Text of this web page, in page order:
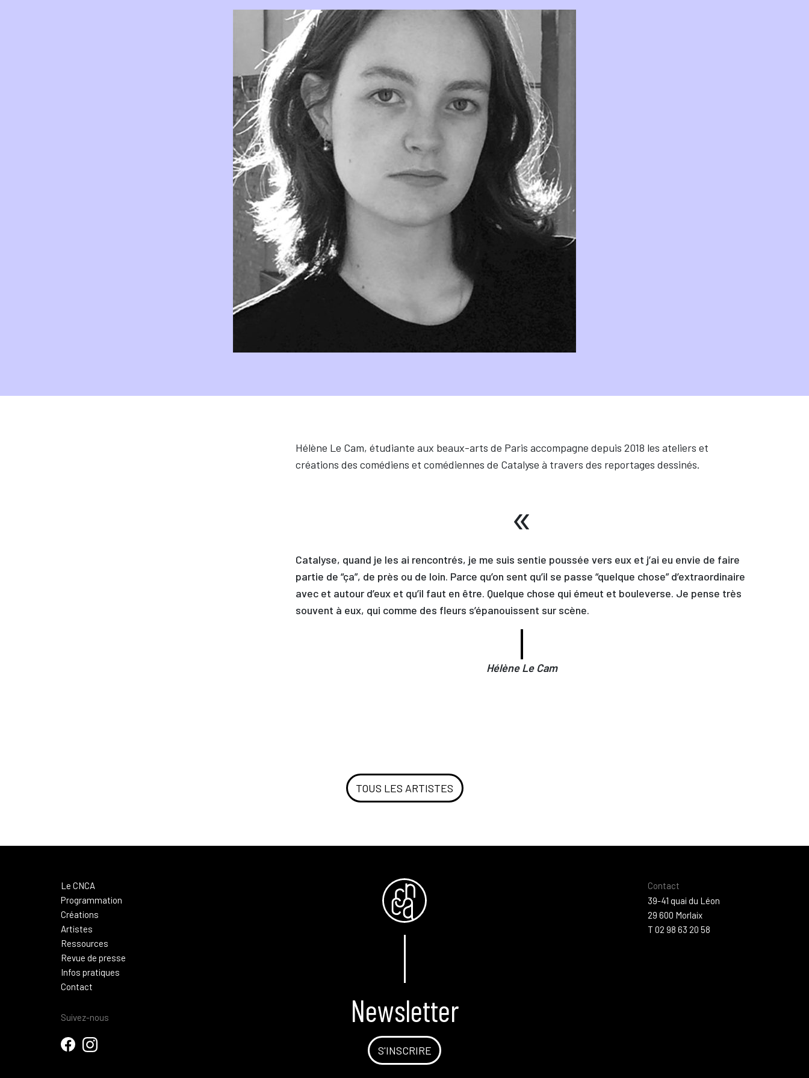
Hélène Le Cam, étudiante aux beaux-arts de Paris accompagne depuis 2018 les ateliers et
créations des comédiens et comédiennes de Catalyse à travers des reportages dessinés.
Catalyse, quand je les ai rencontrés, je me suis sentie poussée vers eux et j’ai eu envie de faire
partie de “ça”, de près ou de loin. Parce qu’on sent qu’il se passe “quelque chose” d’extraordinaire
avec et autour d’eux et qu’il faut en être. Quelque chose qui émeut et bouleverse. Je pense très
souvent à eux, qui comme des fleurs s’épanouissent sur scène.
Hélène Le Cam
TOUS LES ARTISTES
Le CNCA
Programmation
Créations
Artistes
Ressources
Revue de presse
Infos pratiques
Contact
Suivez-nous Newsletter
S'INSCRIRE
Contact
39-41 quai du Léon
29 600 Morlaix
T 02 98 63 20 58